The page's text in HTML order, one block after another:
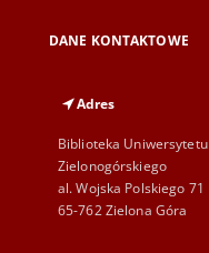
DANE KONTAKTOWE
Adres
Biblioteka Uniwersytetu
Zielonogórskiego
al. Wojska Polskiego 71
65-762 Zielona Góra